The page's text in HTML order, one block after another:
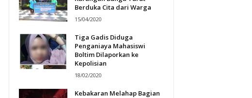
Berduka Cita dari Warga
15/04/2020
Tiga Gadis Diduga
Penganiaya Mahasiswi
Boltim Dilaporkan ke
Kepolisian
18/02/2020
Kebakaran Melahap Bagian